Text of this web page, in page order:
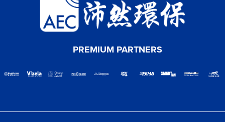
PREMIUM PARTNERS